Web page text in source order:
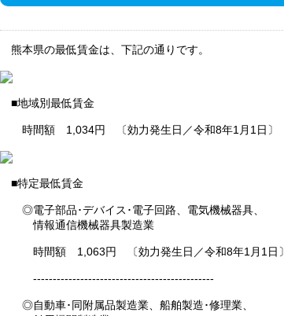
熊本県の最低賃金は、下記の通りです。
■地域別最低賃金
時間額 1,034円 〔効力発生日／令和8年1月1日〕
■特定最低賃金
◎電子部品･デバイス･電子回路、電気機械器具、
情報通信機械器具製造業
時間額 1,063円 〔効力発生日／令和8年1月1日〕
----------------------------------------------
◎自動車･同附属品製造業、船舶製造･修理業、